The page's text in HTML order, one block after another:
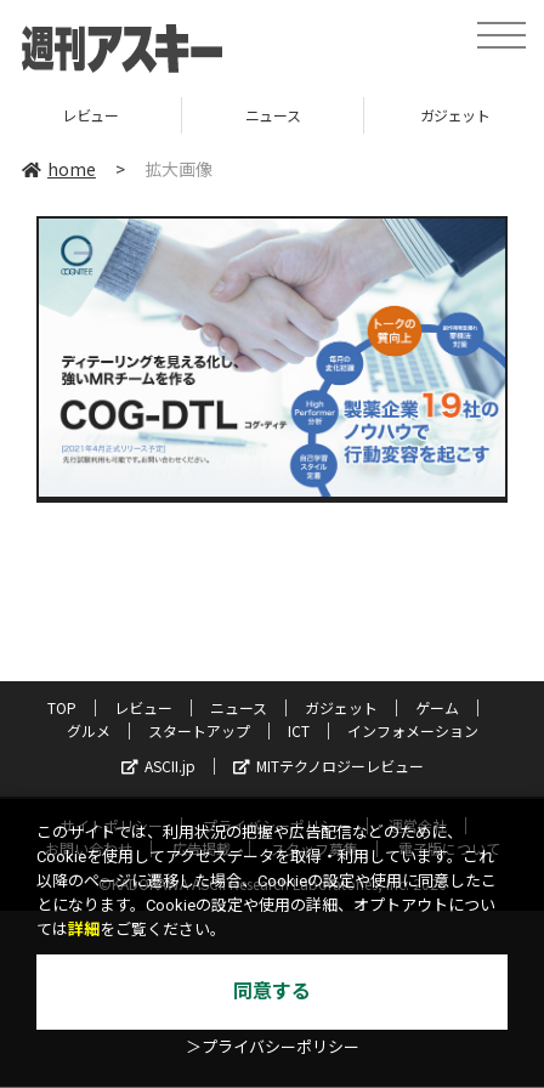
toggle
レビュー ニュース ガジェット
home > 拡大画像
TOP レビュー ニュース ガジェット
ゲーム
グルメ
スタートアップ ICT
インフォメーション
ASCII.jp
MITテクノロジーレビュー
サイトポリシー プライバシーポリシー
運営会社
お問い合わせ
広告掲載 スタッフ募集
電子版について
©KADOKAWA ASCII Research Laboratories, Inc. 2026
このサイトでは、利用状況の把握や広告配信などのために、
Cookieを使用してアクセスデータを取得・利用しています。これ
以降のページに遷移した場合、Cookieの設定や使用に同意したこ
とになります。Cookieの設定や使用の詳細、オプトアウトについ
ては詳細 をご覧ください。
同意する
＞プライバシーポリシー